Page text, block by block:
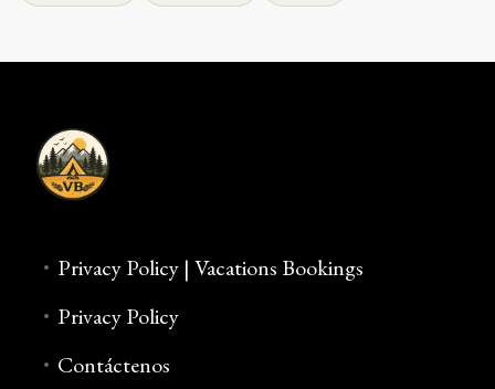
Privacy Policy | Vacations Bookings
Privacy Policy
Contáctenos